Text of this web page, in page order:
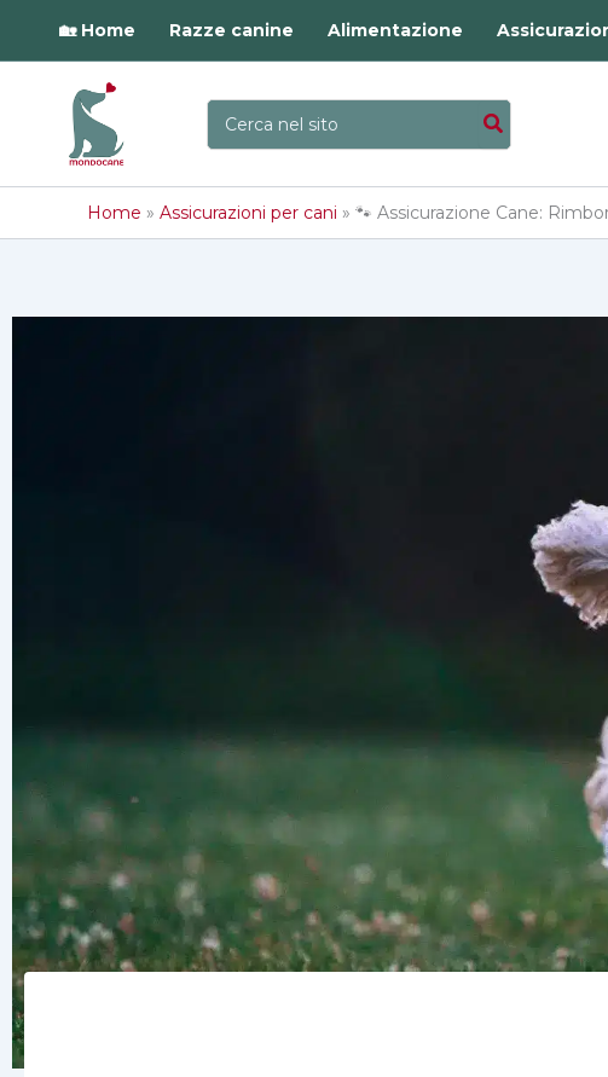
🏡 Home Razze canine Alimentazione
per:
Home » Assicurazioni per cani » 🐾 Assicurazione Cane: